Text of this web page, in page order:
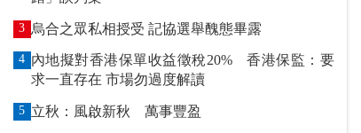
3 烏合之眾私相授受 記協選舉醜態畢露
4 內地擬對香港保單收益徵稅20% 香港保監：要
求一直存在 市場勿過度解讀
5 立秋：風啟新秋 萬事豐盈